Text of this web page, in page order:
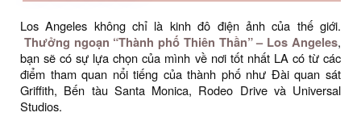
Los Angeles không chỉ là kinh đô điện ảnh của thế giới.
Thưởng ngoạn “Thành phố Thiên Thần” – Los Angeles,
bạn sẽ có sự lựa chọn của mình về nơi tốt nhất LA có từ các
điểm tham quan nổi tiếng của thành phố như Đài quan sát
Griffith, Bến tàu Santa Monica, Rodeo Drive và Universal
Studios.